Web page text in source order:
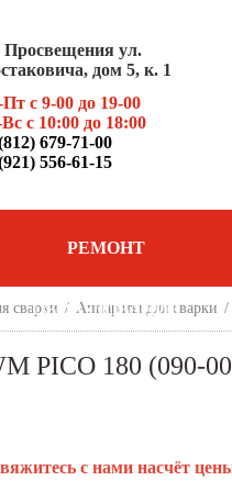
ул.
дом 5, к. 1
с 9-00 до 19-00
с 10:00 до 18:00
679-71-00
556-61-15
РЕМОНТ
ОБОРУДОВАНИЯ
сварки / Аппараты для сварки /
180 (090-
с нами насчёт